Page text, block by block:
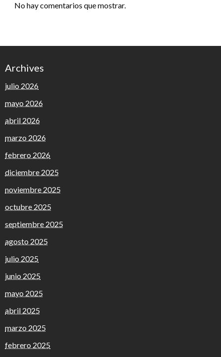
No hay comentarios que mostrar.
Archives
julio 2026
mayo 2026
abril 2026
marzo 2026
febrero 2026
diciembre 2025
noviembre 2025
octubre 2025
septiembre 2025
agosto 2025
julio 2025
junio 2025
mayo 2025
abril 2025
marzo 2025
febrero 2025